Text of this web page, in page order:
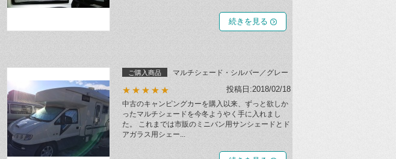
続きを見る
ご購入商品 マルチシェード・シルバー／グレー
★★★★★ 投稿日:2018/02/18
中古のキャンピングカーを購入以来、ずっと欲しか
ったマルチシェードを今冬ようやく手に入れまし
た。 これまでは市販のミニバン用サンシェードとド
アガラス用シェー...